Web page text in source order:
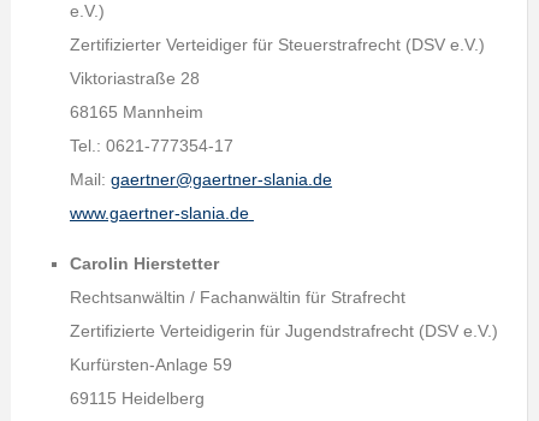
e.V.)
Zertifizierter Verteidiger für Steuerstrafrecht (DSV e.V.)
Viktoriastraße 28
68165 Mannheim
Tel.: 0621-777354-17
Mail: gaertner@gaertner-slania.de
www.gaertner-slania.de
Carolin Hierstetter
Rechtsanwältin / Fachanwältin für Strafrecht
Zertifizierte Verteidigerin für Jugendstrafrecht (DSV e.V.)
Kurfürsten-Anlage 59
69115 Heidelberg